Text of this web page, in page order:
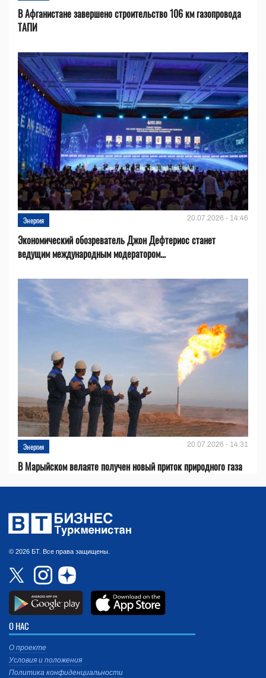
В Афганистане завершено строительство 106 км газопровода
ТАПИ
Энергия 20.07.2026 - 14:46
Экономический обозреватель Джон Дефтериос станет
ведущим международным модератором...
Энергия 20.07.2026 - 14:31
В Марыйском велаяте получен новый приток природного газа
© 2026 БТ. Все права защищены.
О НАС
О проекте
Условия и положения
Политика конфиденциальности